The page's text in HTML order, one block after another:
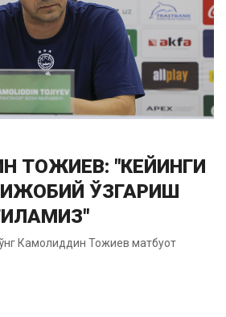
ТОЖИЕВ: "КЕЙИНГИ
ЎЗГАРИШ
Камолиддин Тожиев матбуот